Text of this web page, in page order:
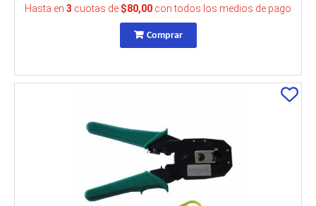
Hasta en 3 cuotas de $80,00 con todos los medios de pago
Comprar